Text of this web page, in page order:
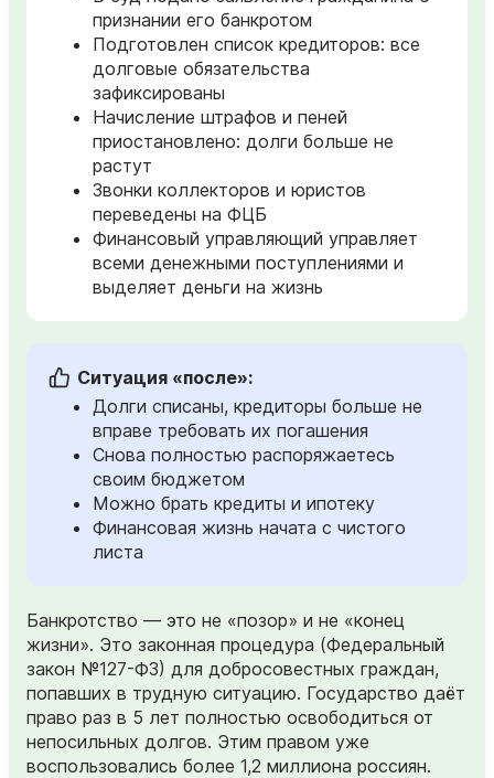
признании его банкротом
Подготовлен список кредиторов: все
долговые обязательства
зафиксированы
Начисление штрафов и пеней
приостановлено: долги больше не
растут
Звонки коллекторов и юристов
переведены на ФЦБ
Финансовый управляющий управляет
всеми денежными поступлениями и
выделяет деньги на жизнь
Ситуация «после»:
Долги списаны, кредиторы больше не
вправе требовать их погашения
Снова полностью распоряжаетесь
своим бюджетом
Можно брать кредиты и ипотеку
Финансовая жизнь начата с чистого
листа
Банкротство — это не «позор» и не «конец
жизни». Это законная процедура (Федеральный
закон №127-ФЗ) для добросовестных граждан,
попавших в трудную ситуацию. Государство даёт
право раз в 5 лет полностью освободиться от
непосильных долгов. Этим правом уже
воспользовались более 1,2 миллиона россиян.